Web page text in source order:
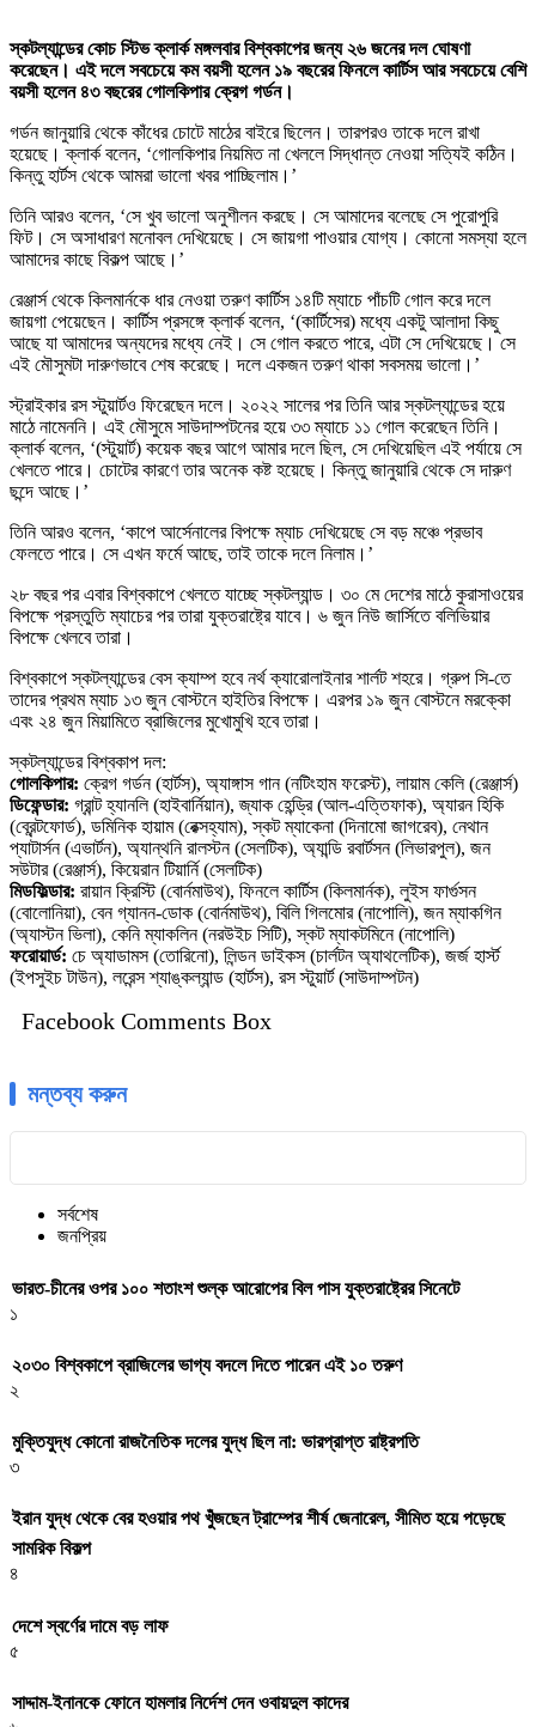
স্কটল্যান্ডের কোচ স্টিভ ক্লার্ক মঙ্গলবার বিশ্বকাপের জন্য ২৬ জনের দল ঘোষণা
করেছেন। এই দলে সবচেয়ে কম বয়সী হলেন ১৯ বছরের ফিনলে কার্টিস আর সবচেয়ে বেশি
বয়সী হলেন ৪৩ বছরের গোলকিপার ক্রেগ গর্ডন।
গর্ডন জানুয়ারি থেকে কাঁধের চোটে মাঠের বাইরে ছিলেন। তারপরও তাকে দলে রাখা
হয়েছে। ক্লার্ক বলেন, ‘গোলকিপার নিয়মিত না খেললে সিদ্ধান্ত নেওয়া সত্যিই কঠিন।
কিন্তু হার্টস থেকে আমরা ভালো খবর পাচ্ছিলাম।’
তিনি আরও বলেন, ‘সে খুব ভালো অনুশীলন করছে। সে আমাদের বলেছে সে পুরোপুরি
ফিট। সে অসাধারণ মনোবল দেখিয়েছে। সে জায়গা পাওয়ার যোগ্য। কোনো সমস্যা হলে
আমাদের কাছে বিকল্প আছে।’
রেঞ্জার্স থেকে কিলমার্নকে ধার নেওয়া তরুণ কার্টিস ১৪টি ম্যাচে পাঁচটি গোল করে দলে
জায়গা পেয়েছেন। কার্টিস প্রসঙ্গে ক্লার্ক বলেন, ‘(কার্টিসের) মধ্যে একটু আলাদা কিছু
আছে যা আমাদের অন্যদের মধ্যে নেই। সে গোল করতে পারে, এটা সে দেখিয়েছে। সে
এই মৌসুমটা দারুণভাবে শেষ করেছে। দলে একজন তরুণ থাকা সবসময় ভালো।’
স্ট্রাইকার রস স্টুয়ার্টও ফিরেছেন দলে। ২০২২ সালের পর তিনি আর স্কটল্যান্ডের হয়ে
মাঠে নামেননি। এই মৌসুমে সাউদাম্পটনের হয়ে ৩৩ ম্যাচে ১১ গোল করেছেন তিনি।
ক্লার্ক বলেন, ‘(স্টুয়ার্ট) কয়েক বছর আগে আমার দলে ছিল, সে দেখিয়েছিল এই পর্যায়ে সে
খেলতে পারে। চোটের কারণে তার অনেক কষ্ট হয়েছে। কিন্তু জানুয়ারি থেকে সে দারুণ
ছন্দে আছে।’
তিনি আরও বলেন, ‘কাপে আর্সেনালের বিপক্ষে ম্যাচ দেখিয়েছে সে বড় মঞ্চে প্রভাব
ফেলতে পারে। সে এখন ফর্মে আছে, তাই তাকে দলে নিলাম।’
২৮ বছর পর এবার বিশ্বকাপে খেলতে যাচ্ছে স্কটল্যান্ড। ৩০ মে দেশের মাঠে কুরাসাওয়ের
বিপক্ষে প্রস্তুতি ম্যাচের পর তারা যুক্তরাষ্ট্রে যাবে। ৬ জুন নিউ জার্সিতে বলিভিয়ার
বিপক্ষে খেলবে তারা।
বিশ্বকাপে স্কটল্যান্ডের বেস ক্যাম্প হবে নর্থ ক্যারোলাইনার শার্লট শহরে। গ্রুপ সি-তে
তাদের প্রথম ম্যাচ ১৩ জুন বোস্টনে হাইতির বিপক্ষে। এরপর ১৯ জুন বোস্টনে মরক্কো
এবং ২৪ জুন মিয়ামিতে ব্রাজিলের মুখোমুখি হবে তারা।
স্কটল্যান্ডের বিশ্বকাপ দল:
গোলকিপার: ক্রেগ গর্ডন (হার্টস), অ্যাঙ্গাস গান (নটিংহাম ফরেস্ট), লায়াম কেলি (রেঞ্জার্স)
ডিফেন্ডার: গ্রান্ট হ্যানলি (হাইবার্নিয়ান), জ্যাক হেন্ড্রি (আল-এত্তিফাক), অ্যারন হিকি
(ব্রেন্টফোর্ড), ডমিনিক হায়াম (রেক্সহ্যাম), স্কট ম্যাকেনা (দিনামো জাগরেব), নেথান
প্যাটার্সন (এভার্টন), অ্যান্থনি রালস্টন (সেলটিক), অ্যান্ডি রবার্টসন (লিভারপুল), জন
সউটার (রেঞ্জার্স), কিয়েরান টিয়ার্নি (সেলটিক)
মিডফিল্ডার: রায়ান ক্রিস্টি (বোর্নমাউথ), ফিনলে কার্টিস (কিলমার্নক), লুইস ফার্গুসন
(বোলোনিয়া), বেন গ্যানন-ডোক (বোর্নমাউথ), বিলি গিলমোর (নাপোলি), জন ম্যাকগিন
(অ্যাস্টন ভিলা), কেনি ম্যাকলিন (নরউইচ সিটি), স্কট ম্যাকটমিনে (নাপোলি)
ফরোয়ার্ড: চে অ্যাডামস (তোরিনো), লিন্ডন ডাইকস (চার্লটন অ্যাথলেটিক), জর্জ হার্স্ট
(ইপসুইচ টাউন), লরেন্স শ্যাঙ্কল্যান্ড (হার্টস), রস স্টুয়ার্ট (সাউদাম্পটন)
Facebook Comments Box
মন্তব্য করুন
সর্বশেষ
জনপ্রিয়
ভারত-চীনের ওপর ১০০ শতাংশ শুল্ক আরোপের বিল পাস যুক্তরাষ্ট্রের সিনেটে
১
২০৩০ বিশ্বকাপে ব্রাজিলের ভাগ্য বদলে দিতে পারেন এই ১০ তরুণ
২
মুক্তিযুদ্ধ কোনো রাজনৈতিক দলের যুদ্ধ ছিল না: ভারপ্রাপ্ত রাষ্ট্রপতি
৩
ইরান যুদ্ধ থেকে বের হওয়ার পথ খুঁজছেন ট্রাম্পের শীর্ষ জেনারেল, সীমিত হয়ে পড়েছে
সামরিক বিকল্প
৪
দেশে স্বর্ণের দামে বড় লাফ
৫
সাদ্দাম-ইনানকে ফোনে হামলার নির্দেশ দেন ওবায়দুল কাদের